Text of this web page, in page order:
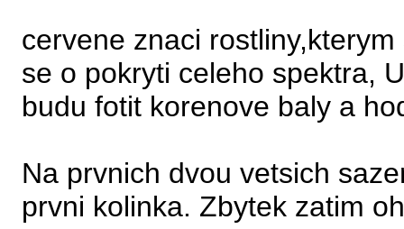
cervene znaci
se o pokryti celeho spektra,
budu fotit korenove baly a
Na prvnich dvou vetsich
prvni kolinka. Zbytek zatim